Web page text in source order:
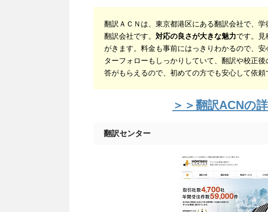
翻訳ＡＣＮは、東京都港区にある翻訳会社で、
翻訳会社です。 対応の良さが大きな魅力です。見
がきます。料金も事前にはっきりわかるので、
ターフォローもしっかりしていて、翻訳や校正
答がもらえるので、初めての方でも安心して依頼
＞＞翻訳ACNの
翻訳センター